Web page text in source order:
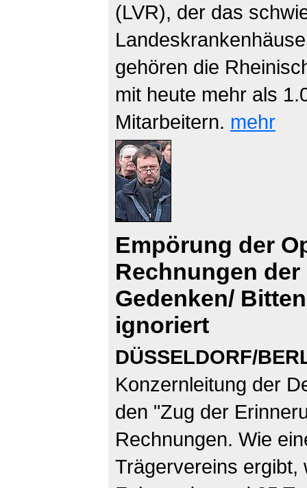
(LVR), der das
gehören die
mit heute mehr als
Mitarbeitern. mehr
Empörung der
Rechnungen
Gedenken/
ignoriert
DÜSSELDORF/
Konzernleitung der
den "Zug der
Rechnungen. Wie
Trägervereins ergibt,